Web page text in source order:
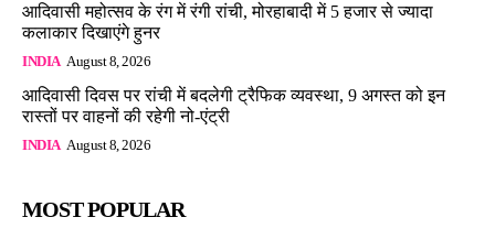
आदिवासी महोत्सव के रंग में रंगी रांची, मोरहाबादी में 5 हजार से ज्यादा
कलाकार दिखाएंगे हुनर
INDIA August 8, 2026
आदिवासी दिवस पर रांची में बदलेगी ट्रैफिक व्यवस्था, 9 अगस्त को इन
रास्तों पर वाहनों की रहेगी नो-एंट्री
INDIA August 8, 2026
MOST POPULAR